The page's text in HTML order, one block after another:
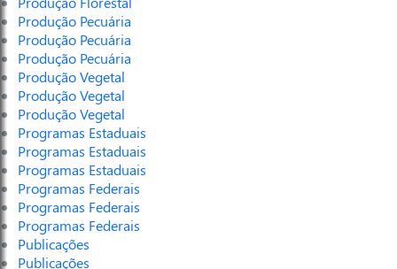
Produção Pecuária
Produção Pecuária
Produção Pecuária
Produção Vegetal
Produção Vegetal
Produção Vegetal
Programas Estaduais
Programas Estaduais
Programas Estaduais
Programas Federais
Programas Federais
Programas Federais
Publicações
Publicações